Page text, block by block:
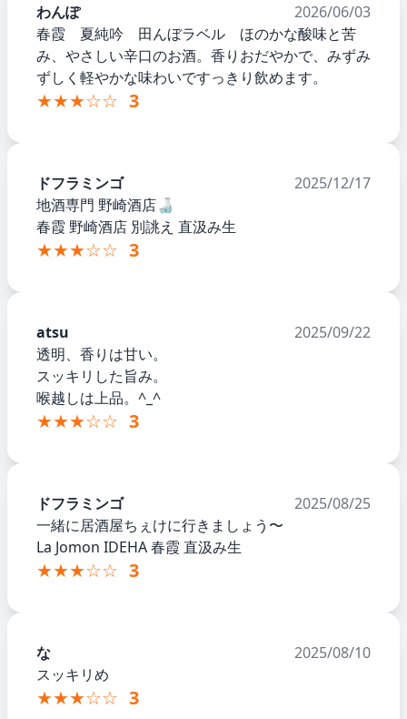
わんぽ
2026/06/03
春霞 夏純吟 田んぼラベル ほのかな酸味と苦
み、やさしい辛口のお酒。香りおだやかで、みずみ
ずしく軽やかな味わいですっきり飲めます。
★★★☆☆ 3
ドフラミンゴ
2025/12/17
地酒専門 野崎酒店🍶
春霞 野崎酒店 別誂え 直汲み生
★★★☆☆ 3
atsu
2025/09/22
透明、香りは甘い。
スッキリした旨み。
喉越しは上品。^_^
★★★☆☆ 3
ドフラミンゴ
2025/08/25
一緒に居酒屋ちぇけに行きましょう〜
La Jomon IDEHA 春霞 直汲み生
★★★☆☆ 3
な
2025/08/10
スッキリめ
★★★☆☆ 3